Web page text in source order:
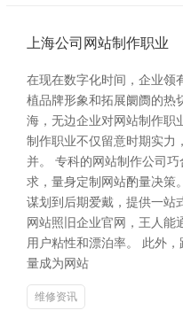
上海公司网站制作职业
在现在数字化时间，企业领
植品牌形象和拓展阛阓的热
海，无边企业对网站制作职
制作职业不仅留意时期实力
并。 专科的网站制作公司
求，量身定制网站酌量决策
谋划到后期爱戴，提供一站
网站照旧企业官网，王人能
用户粘性和漂泊率。 此外
量成为网站
维修资讯